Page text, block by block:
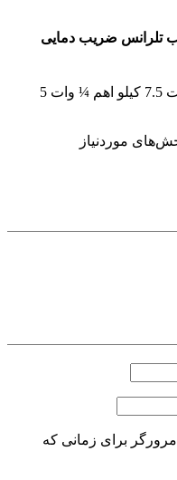
تلرانس ضریب دمایی
پرسش و پاسخ خود را درمورد “مقاومت 7.5 کیلو اهم ¼ وات 5
موردنیاز
برای زمانی که